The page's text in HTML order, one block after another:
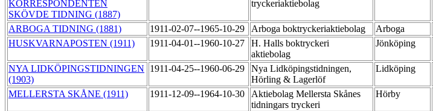
KORRESPONDENTEN
SKÖVDE TIDNING (1887)
tryckeriaktiebolag
ARBOGA TIDNING (1881) 1911-02-07--1965-10-29 Arboga boktryckeriaktiebolag Arboga
HUSKVARNAPOSTEN (1911) 1911-04-01--1960-10-27
H. Halls boktryckeri
aktiebolag
Jönköping
NYA LIDKÖPINGSTIDNINGEN
(1903)
1911-04-25--1960-06-29
Nya Lidköpingstidningen,
Hörling & Lagerlöf
Lidköping
MELLERSTA SKÅNE (1911) 1911-12-09--1964-10-30
Aktiebolag Mellersta Skånes
tidningars tryckeri
Hörby